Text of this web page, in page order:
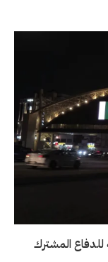
للدفاع المشترك